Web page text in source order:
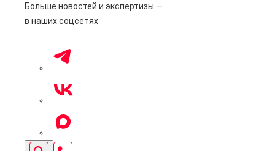
Больше новостей и экспертизы —
в наших соцсетях